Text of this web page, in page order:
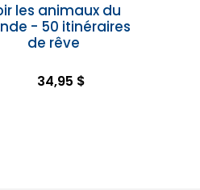
les animaux du
- 50 itinéraires
de rêve
34,95 $